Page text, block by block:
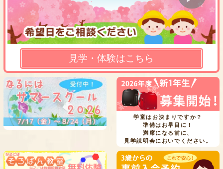
見学・体験はこちら
学童はお決まりですか？
準備はお早目に！
満席になる前に、
見学説明会においでください。